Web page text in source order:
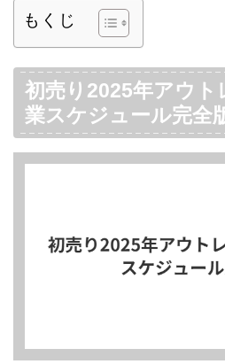
もくじ
初売り2025年アウト
業スケジュール完全